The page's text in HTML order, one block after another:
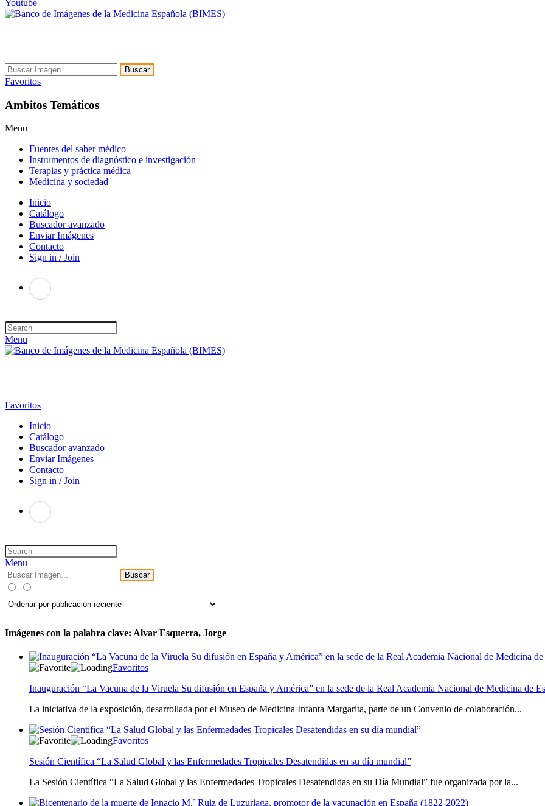
Youtube
Buscar
Favoritos
Ambitos Temáticos
Menu
Fuentes del saber médico
Instrumentos de diagnóstico e investigación
Terapias y práctica médica
Medicina y sociedad
Inicio
Catálogo
Buscador avanzado
Enviar Imágenes
Contacto
Sign in / Join
Menu
Favoritos
Inicio
Catálogo
Buscador avanzado
Enviar Imágenes
Contacto
Sign in / Join
Menu
Buscar
Imágenes con la palabra clave: Alvar Esquerra, Jorge
Favoritos
Inauguración “La Vacuna de la Viruela Su difusión en España y América” en la sede de la Real Academia Nacional de Medicina de
La iniciativa de la exposición, desarrollada por el Museo de Medicina Infanta Margarita, parte de un Convenio de colaboración...
Favoritos
Sesión Científica “La Salud Global y las Enfermedades Tropicales Desatendidas en su día mundial”
La Sesión Científica “La Salud Global y las Enfermedades Tropicales Desatendidas en su Día Mundial” fue organizada por la...